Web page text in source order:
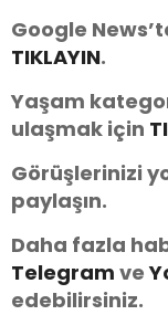
Google
TIKLAYIN.
Yaşam
ulaşmak için
Görüşlerinizi
paylaşın.
Daha fazla
Telegram ve
edebilirsiniz.